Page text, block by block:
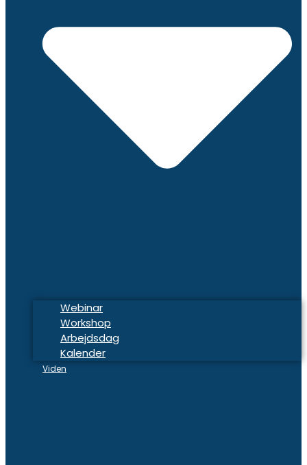
Webinar
Workshop
Arbejdsdag
Kalender
Viden